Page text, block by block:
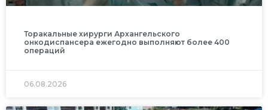
Торакальные хирурги Архангельского
онкодиспансера ежегодно выполняют более 400
операций
06.08.2026